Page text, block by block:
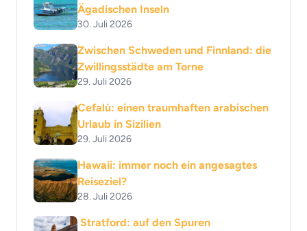
Ägadischen Inseln
30. Juli 2026
Zwischen Schweden und Finnland: die
Zwillingsstädte am Torne
29. Juli 2026
Cefalù: einen traumhaften arabischen
Urlaub in Sizilien
29. Juli 2026
Hawaii: immer noch ein angesagtes
Reiseziel?
28. Juli 2026
Stratford: auf den Spuren